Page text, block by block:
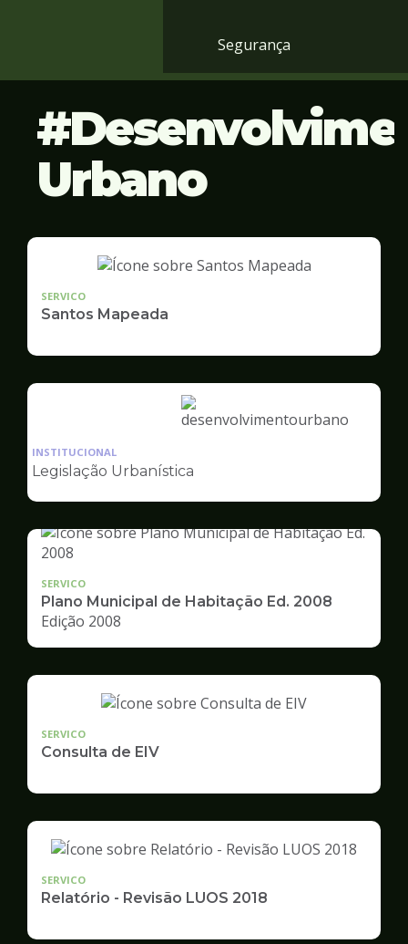
Segurança
Urbano
SERVICO
Santos Mapeada
Ilustração
Desenvolvimento
Urbano
INSTITUCIONAL
Legislação Urbanística
SERVICO
Plano Municipal de Habitação Ed. 2008
Edição 2008
SERVICO
Consulta de EIV
SERVICO
Relatório - Revisão LUOS 2018